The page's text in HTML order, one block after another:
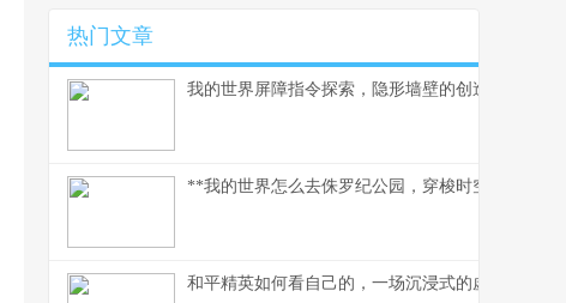
热门文章
我的世界屏障指令探索，隐形墙壁的创造艺术，副
**我的世界怎么去侏罗纪公园，穿梭时空的驯龙之
和平精英如何看自己的，一场沉浸式的虚拟自我对